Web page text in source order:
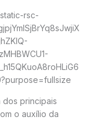
principais
o auxílio da